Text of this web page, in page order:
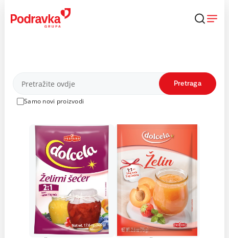
content
Proizvodi
Samo novi proizvodi
Pretraga